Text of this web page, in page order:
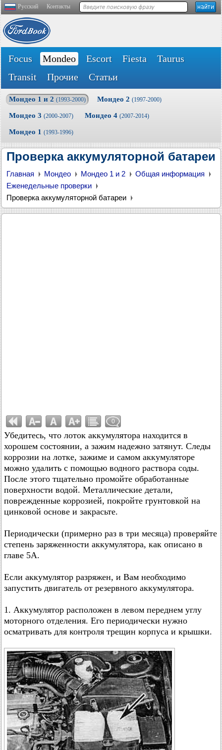
Русский Контакты
Focus Mondeo Escort Fiesta
Taurus
Transit
Прочие Статьи
Мондео 1 и 2 (1993-2000) Мондео 2 (1997-2000)
Мондео 3 (2000-2007) Мондео 4 (2007-2014)
Мондео 1 (1993-1996)
Проверка аккумуляторной батареи
Главная Мондео Мондео 1 и 2
Общая информация
Еженедельные проверки
Проверка аккумуляторной батареи
0
Убедитесь, что лоток аккумулятора находится в
хорошем состоянии, а зажим надежно затянут. Следы
коррозии на лотке, зажиме и самом аккумуляторе
можно удалить с помощью водного раствора соды.
После этого тщательно промойте обработанные
поверхности водой. Металлические детали,
поврежденные коррозией, покройте грунтовкой на
цинковой основе и закрасьте.
Периодически (примерно раз в три месяца) проверяйте
степень заряженности аккумулятора, как описано в
главе 5А.
Если аккумулятор разряжен, и Вам необходимо
запустить двигатель от резервного аккумулятора.
1. Аккумулятор расположен в левом переднем углу
моторного отделения. Его периодически нужно
осматривать для контроля трещин корпуса и крышки.